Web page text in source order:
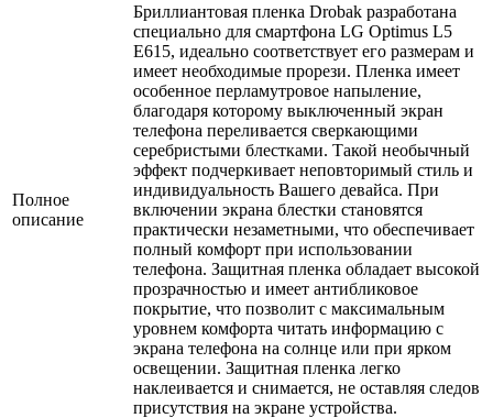
Полное
описание
Бриллиантовая пленка Drobak разработана
специально для смартфона LG Optimus L5
E615, идеально соответствует его размерам и
имеет необходимые прорези. Пленка имеет
особенное перламутровое напыление,
благодаря которому выключенный экран
телефона переливается сверкающими
серебристыми блестками. Такой необычный
эффект подчеркивает неповторимый стиль и
индивидуальность Вашего девайса. При
включении экрана блестки становятся
практически незаметными, что обеспечивает
полный комфорт при использовании
телефона. Защитная пленка обладает высокой
прозрачностью и имеет антибликовое
покрытие, что позволит с максимальным
уровнем комфорта читать информацию с
экрана телефона на солнце или при ярком
освещении. Защитная пленка легко
наклеивается и снимается, не оставляя следов
присутствия на экране устройства.